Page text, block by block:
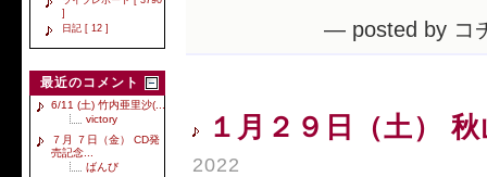
]
日記 [ 12 ]
最近のコメント
6/11 (土) 竹内亜里沙(...
victory
７月 ７日（金） CD発
売記念...
ばんび
— posted by コ
１月２９日（土）
2022